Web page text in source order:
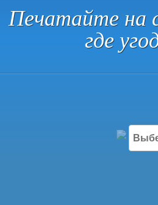
Печатайте на
где